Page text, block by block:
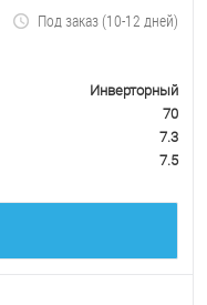
Под заказ (10-12 дней)
Инверторный
70
7.3
7.5